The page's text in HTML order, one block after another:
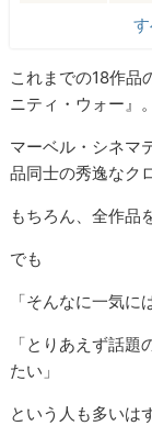
これまでの18作品
ニティ・ウォー』。
マーベル・シネマ
品同士の秀逸なク
もちろん、全作品
でも
「そんなに一気に
「とりあえず話
たい」
という人も多いはず